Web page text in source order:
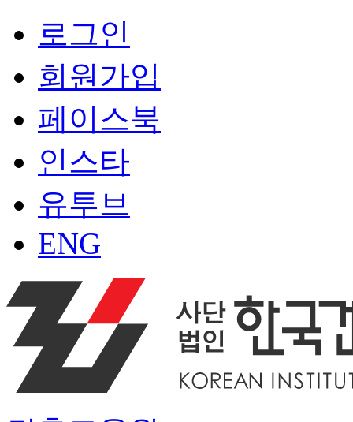
로그인
회원가입
페이스북
인스타
유투브
ENG